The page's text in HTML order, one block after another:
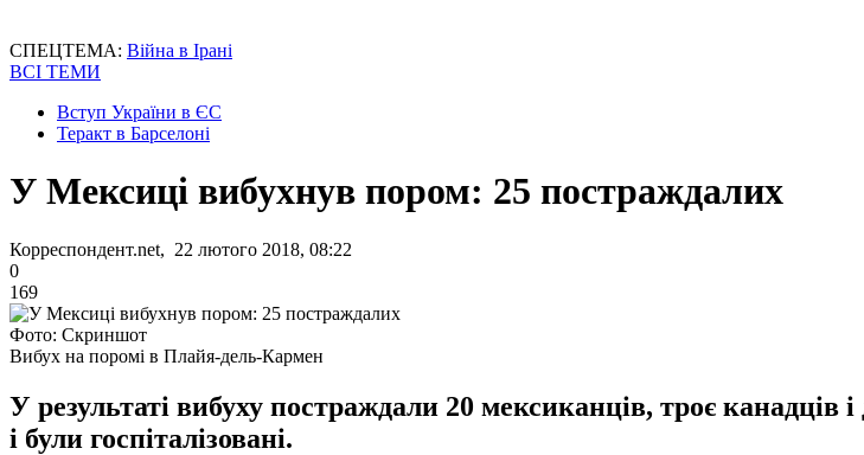
СПЕЦТЕМА: Війна в Ірані
ВСІ ТЕМИ
Вступ України в ЄС
Теракт в Барселоні
У Мексиці вибухнув пором: 25 постраждалих
Корреспондент.net, 22 лютого 2018, 08:22
0
169
Фото: Скриншот
Вибух на поромі в Плайя-дель-Кармен
У результаті вибуху постраждали 20 мексиканців, троє
і були госпіталізовані.